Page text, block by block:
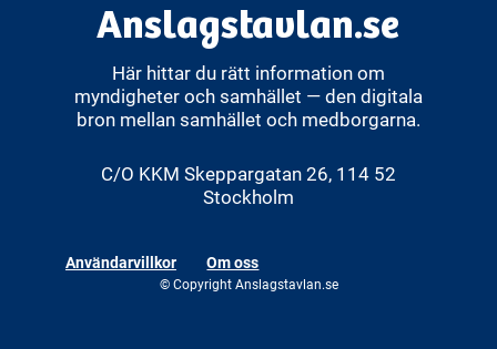
Anslagstavlan.se
Här hittar du rätt information om
myndigheter och samhället — den digitala
bron mellan samhället och medborgarna.
C/O KKM Skeppargatan 26, 114 52
Stockholm
Användarvillkor Om oss
© Copyright Anslagstavlan.se